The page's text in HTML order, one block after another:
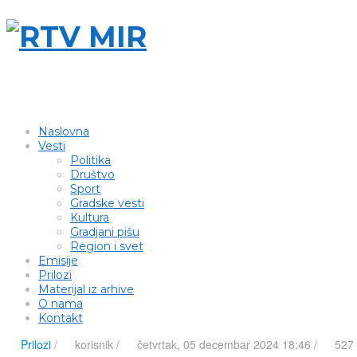
Naslovna
Vesti
Politika
Društvo
Sport
Gradske vesti
Kultura
Gradjani pišu
Region i svet
Emisije
Prilozi
Materijal iz arhive
O nama
Kontakt
Prilozi / korisnik / četvrtak, 05 decembar 2024 18:46 / 527